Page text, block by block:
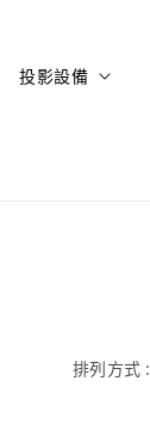
投影設備
排列方式 :